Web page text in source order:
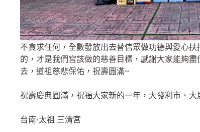
不貪求任何，全數發放出去替信眾做功德與愛心
的，才是我們宮該做的慈善目標，感謝大家能夠
去，道祖慈悲保佑，祝壽圓滿~
祝壽慶典圓滿，祝福大家新的一年，大發利市、大
台南·太祖 三清宮